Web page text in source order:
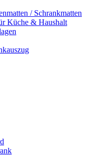
/ Schrankmatten
Küche & Haushalt